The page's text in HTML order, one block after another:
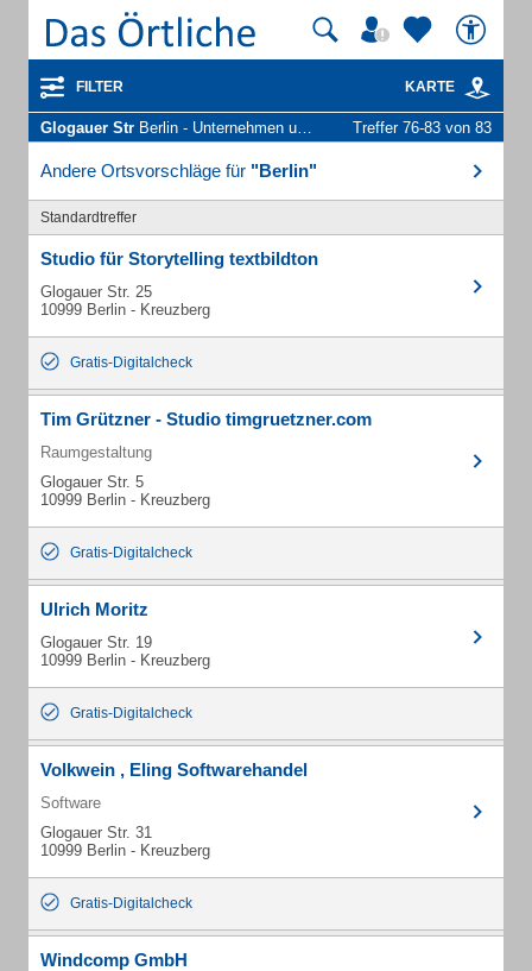
FILTER KARTE
Glogauer Str Berlin - Unternehmen und Personen Treffer 76-83 von 83
Andere Ortsvorschläge für "Berlin"
Standardtreffer
Studio für Storytelling textbildton
Glogauer Str. 25
10999 Berlin - Kreuzberg
Gratis-Digitalcheck
Tim Grützner - Studio timgruetzner.com
Raumgestaltung
Glogauer Str. 5
10999 Berlin - Kreuzberg
Gratis-Digitalcheck
Ulrich Moritz
Glogauer Str. 19
10999 Berlin - Kreuzberg
Gratis-Digitalcheck
Volkwein , Eling Softwarehandel
Software
Glogauer Str. 31
10999 Berlin - Kreuzberg
Gratis-Digitalcheck
Windcomp GmbH